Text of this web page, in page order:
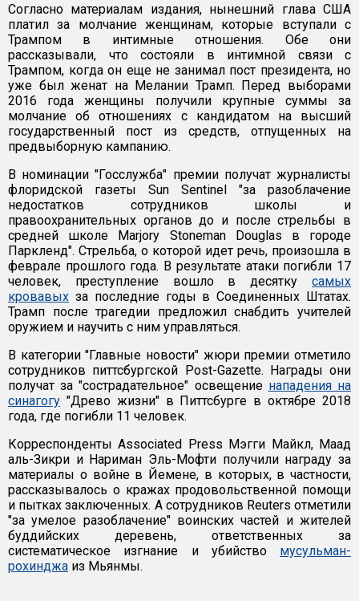
Cогласно материалам издания, нынешний глава США
платил за молчание женщинам, которые вступали с
Трампом в интимные отношения. Обе они
рассказывали, что состояли в интимной связи с
Трампом, когда он еще не занимал пост президента, но
уже был женат на Мелании Трамп. Перед выборами
2016 года женщины получили крупные суммы за
молчание об отношениях с кандидатом на высший
государственный пост из средств, отпущенных на
предвыборную кампанию.
В номинации "Госслужба" премии получат журналисты
флоридской газеты Sun Sentinel "за разоблачение
недостатков сотрудников школы и
правоохранительных органов до и после стрельбы в
средней школе Marjory Stoneman Douglas в городе
Паркленд". Стрельба, о которой идет речь, произошла в
феврале прошлого года. В результате атаки погибли 17
человек, преступление вошло в десятку самых
кровавых за последние годы в Соединенных Штатах.
Трамп после трагедии предложил снабдить учителей
оружием и научить с ним управляться.
В категории "Главные новости" жюри премии отметило
сотрудников питтсбургской Post-Gazette. Награды они
получат за "сострадательное" освещение нападения на
синагогу "Древо жизни" в Питтсбурге в октябре 2018
года, где погибли 11 человек.
Корреспонденты Associated Press Мэгги Майкл, Маад
аль-Зикри и Нариман Эль-Мофти получили награду за
материалы о войне в Йемене, в которых, в частности,
рассказывалось о кражах продовольственной помощи
и пытках заключенных. А сотрудников Reuters отметили
"за умелое разоблачение" воинских частей и жителей
буддийских деревень, ответственных за
систематическое изгнание и убийство мусульман-
рохинджа из Мьянмы.